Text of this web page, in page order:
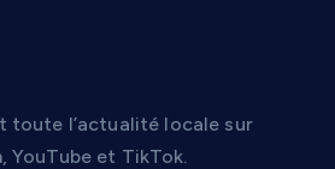
toute l’actualité locale sur
YouTube et TikTok.